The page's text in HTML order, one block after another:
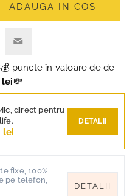
ADAUGA IN COS
💰 puncte în valoare de de
lei💸
direct pentru
lei
DETALII
fixe, 100%
pe telefon,
DETALII